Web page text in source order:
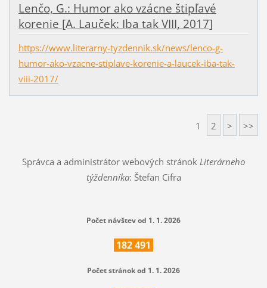
Lenčo, G.: Humor ako vzácne štipľavé
korenie [A. Lauček: Iba tak VIII, 2017]
https://www.literarny-tyzdennik.sk/news/lenco-g-
humor-ako-vzacne-stiplave-korenie-a-laucek-iba-tak-
viii-2017/
1 2 > >>
Správca a administrátor webových stránok Literárneho
týždenníka: Štefan Cifra
Počet návštev od 1. 1. 2026
182491
Počet stránok od 1. 1. 2026